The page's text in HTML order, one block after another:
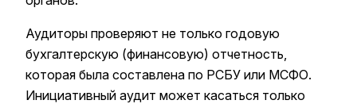
Аудиторы проверяют не только годовую
бухгалтерскую (финансовую) отчетность,
которая была составлена по РСБУ или МСФО.
Инициативный аудит может касаться только